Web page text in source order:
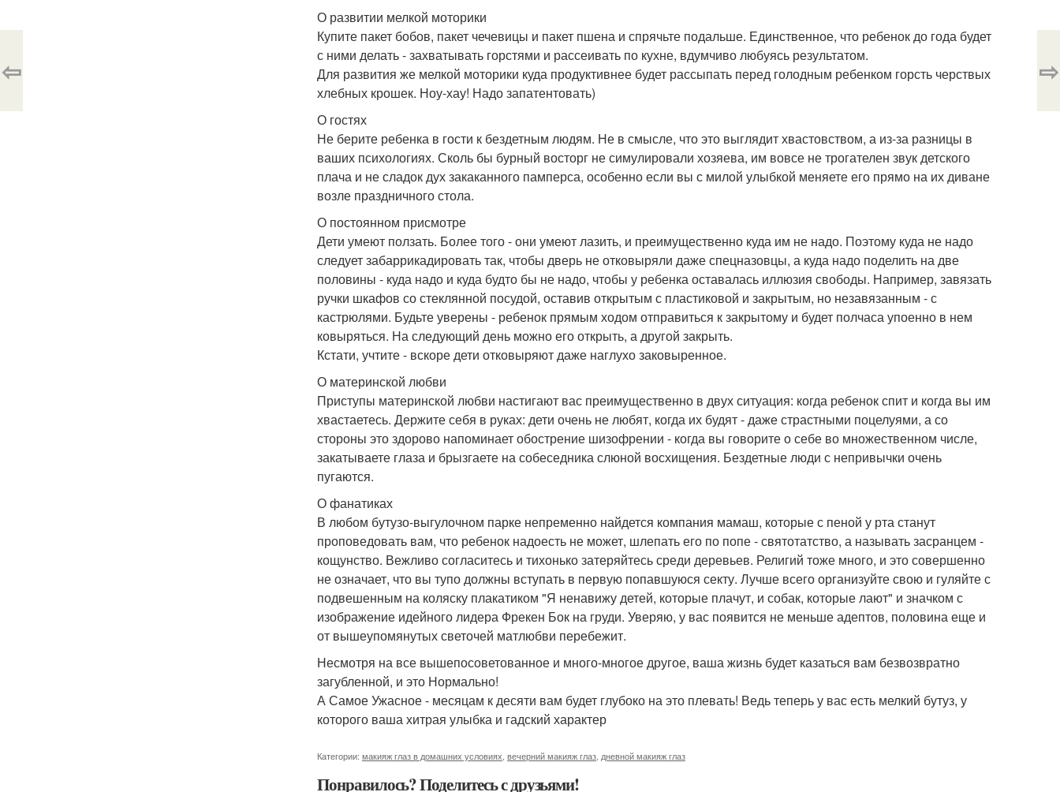
О развитии мелкой моторики
Купите пакет бобов, пакет чечевицы и пакет пшена и спрячьте подальше. Единственное, что ребенок до года будет
с ними делать - захватывать горстями и рассеивать по кухне, вдумчиво любуясь результатом.
Для развития же мелкой моторики куда продуктивнее будет рассыпать перед голодным ребенком горсть черствых
хлебных крошек. Ноу-хау! Надо запатентовать)
О гостях
Не берите ребенка в гости к бездетным людям. Не в смысле, что это выглядит хвастовством, а из-за разницы в
ваших психологиях. Сколь бы бурный восторг не симулировали хозяева, им вовсе не трогателен звук детского
плача и не сладок дух закаканного памперса, особенно если вы с милой улыбкой меняете его прямо на их диване
возле праздничного стола.
О постоянном присмотре
Дети умеют ползать. Более того - они умеют лазить, и преимущественно куда им не надо. Поэтому куда не надо
следует забаррикадировать так, чтобы дверь не отковыряли даже спецназовцы, а куда надо поделить на две
половины - куда надо и куда будто бы не надо, чтобы у ребенка оставалась иллюзия свободы. Например, завязать
ручки шкафов со стеклянной посудой, оставив открытым с пластиковой и закрытым, но незавязанным - с
кастрюлями. Будьте уверены - ребенок прямым ходом отправиться к закрытому и будет полчаса упоенно в нем
ковыряться. На следующий день можно его открыть, а другой закрыть.
Кстати, учтите - вскоре дети отковыряют даже наглухо заковыренное.
О материнской любви
Приступы материнской любви настигают вас преимущественно в двух ситуация: когда ребенок спит и когда вы им
хвастаетесь. Держите себя в руках: дети очень не любят, когда их будят - даже страстными поцелуями, а со
стороны это здорово напоминает обострение шизофрении - когда вы говорите о себе во множественном числе,
закатываете глаза и брызгаете на собеседника слюной восхищения. Бездетные люди с непривычки очень
пугаются.
О фанатиках
В любом бутузо-выгулочном парке непременно найдется компания мамаш, которые с пеной у рта станут
проповедовать вам, что ребенок надоесть не может, шлепать его по попе - святотатство, а называть засранцем -
кощунство. Вежливо согласитесь и тихонько затеряйтесь среди деревьев. Религий тоже много, и это совершенно
не означает, что вы тупо должны вступать в первую попавшуюся секту. Лучше всего организуйте свою и гуляйте с
подвешенным на коляску плакатиком "Я ненавижу детей, которые плачут, и собак, которые лают" и значком с
изображение идейного лидера Фрекен Бок на груди. Уверяю, у вас появится не меньше адептов, половина еще и
от вышеупомянутых светочей матлюбви перебежит.
Несмотря на все вышепосоветованное и много-многое другое, ваша жизнь будет казаться вам безвозвратно
загубленной, и это Нормально!
А Самое Ужасное - месяцам к десяти вам будет глубоко на это плевать! Ведь теперь у вас есть мелкий бутуз, у
которого ваша хитрая улыбка и гадский характер
Категории: макияж глаз в домашних условиях вечерний макияж глаз дневной макияж глаз
Понравилось? Поделитесь с друзьями!
⇦ ⇨